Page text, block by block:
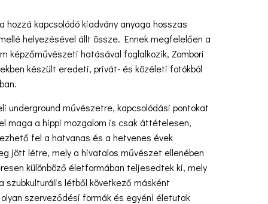
kapcsolódó kiadvány anyaga hosszas
helyezésével állt össze. Ennek megfelelően a
képzőművészeti hatásával foglalkozik, Zombori
készült eredeti, privát- és közéleti fotókból
underground művészetre, kapcsolódási pontokat
maga a hippi mozgalom is csak áttételesen,
fel a hatvanas és a hetvenes évek
jött létre, mely a hivatalos művészet ellenében
különböző életformában teljesedtek ki, mely
létből következő másként
szerveződési formák és egyéni életutak